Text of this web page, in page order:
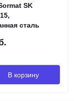
SK
сталь
В корзину